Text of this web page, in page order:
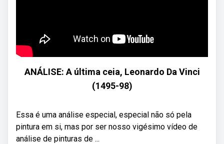
ANÁLISE: A última ceia, Leonardo Da Vinci
(1495-98)
Essa é uma análise especial, especial não só pela
pintura em si, mas por ser nosso vigésimo vídeo de
análise de pinturas de ...